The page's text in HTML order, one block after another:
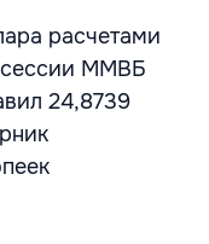
расчетами
сессии ММВБ
24,8739